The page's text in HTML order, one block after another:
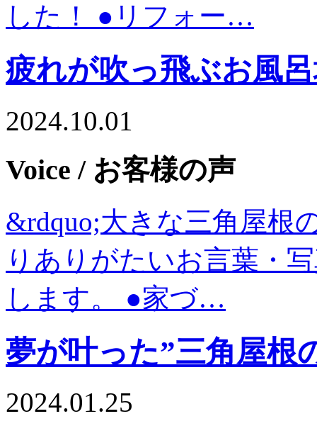
した！ ●リフォー…
疲れが吹っ飛ぶお風
2024.10.01
Voice / お客様の声
&rdquo;大きな三角屋根
りありがたいお言葉・
します。 ●家づ…
夢が叶った”三角屋根
2024.01.25